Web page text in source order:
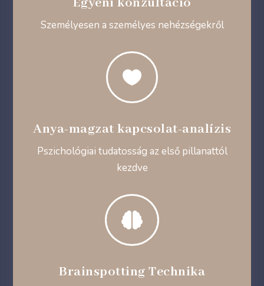
Személyesen a személyes nehézségekről

Anya-magzat kapcsolat-analízis
Pszichológiai tudatosság az első pillanattól
kezdve

Brainspotting Technika